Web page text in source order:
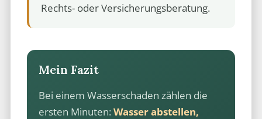
Rechts- oder Versicherungsberatung.
Mein Fazit
Bei einem Wasserschaden zählen die
ersten Minuten: Wasser abstellen,